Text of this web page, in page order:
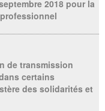
2018 pour la
de transmission
certains
des solidarités et